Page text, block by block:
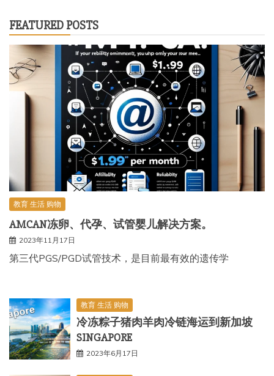
FEATURED POSTS
教育 生活 购物
AMCAN冻卵、代孕、试管婴儿解决方案。
2023年11月17日
第三代PGS/PGD试管技术，是目前最有效的遗传学
教育 生活 购物
冷冻粽子猪肉羊肉冷链海运到新加坡
SINGAPORE
2023年6月17日